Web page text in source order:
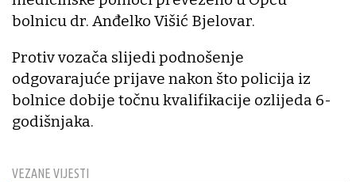
VEZANE VIJESTI
bolnicu dr. Anđelko Višić Bjelovar.
Protiv vozača slijedi podnošenje
odgovarajuće prijave nakon što policija iz
bolnice dobije točnu kvalifikacije ozlijeda 6-
godišnjaka.